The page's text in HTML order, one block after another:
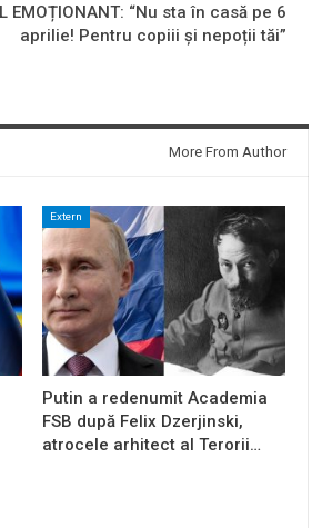
EMOȚIONANT: “Nu sta în casă pe 6
aprilie! Pentru copiii și nepoții tăi”
More From Author
Extern
Putin a redenumit Academia
FSB după Felix Dzerjinski,
atrocele arhitect al Terorii…